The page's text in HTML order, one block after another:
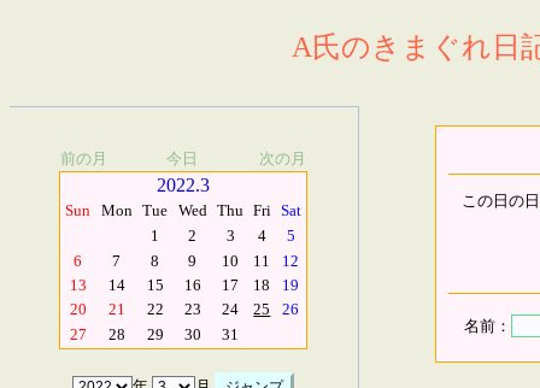
A氏のきまぐれ日
前の月 今日 次の月
2022.3
Sun Mon Tue Wed Thu Fri Sat
1
2 3 4
5
6
7 8 9 10 11
12
13
14 15 16 17 18
19
20
21 22 23 24 25
26
27
28 29 30 31
この日の
名前：